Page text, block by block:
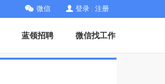
微信 登录 注册
蓝领招聘 微信找工作